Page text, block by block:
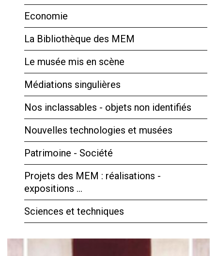
Economie
La Bibliothèque des MEM
Le musée mis en scène
Médiations singulières
Nos inclassables - objets non identifiés
Nouvelles technologies et musées
Patrimoine - Société
Projets des MEM : réalisations -
expositions …
Sciences et techniques